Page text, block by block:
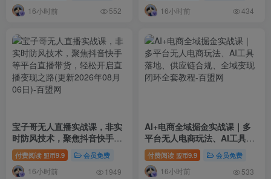
16小时前 552 16小时前 434
宝子哥无人直播实战课，非实
时防风技术，聚焦抖音快手等
平台直播带货，轻松开启直播
变现之路(更新2026年08月06
日)
付费阅读 盟币9.9 会员免费
16小时前 1949
AI+电商全域掘金实战课｜多
平台无人电商玩法、AI工具落
地、供应链合规、全域变现闭
环全套教程
付费阅读 盟币9.9 会员免费
16小时前 533